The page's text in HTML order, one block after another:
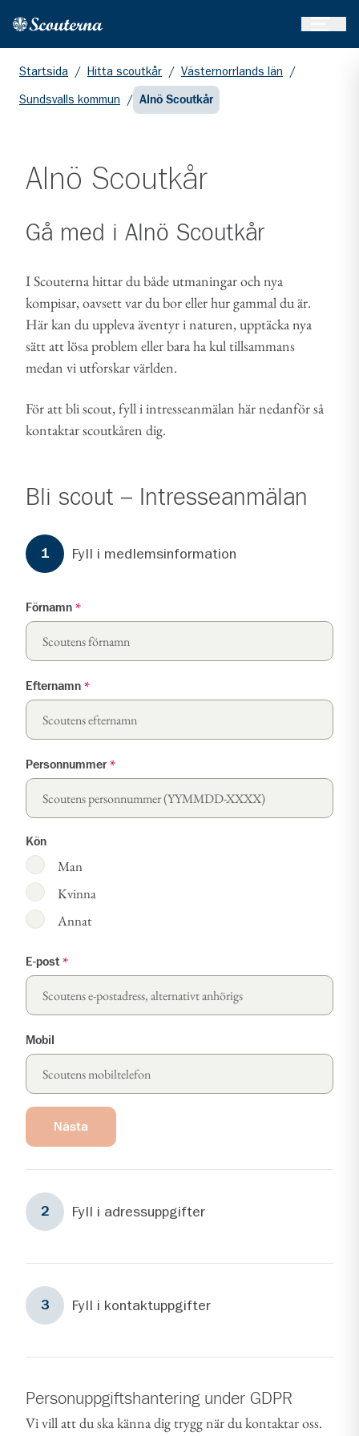
Hem
Startsida / Hitta scoutkår / Västernorrlands län /
Sundsvalls kommun / Alnö Scoutkår
Alnö Scoutkår
Gå med i Alnö Scoutkår
I Scouterna hittar du både utmaningar och nya
kompisar, oavsett var du bor eller hur gammal du är.
Här kan du uppleva äventyr i naturen, upptäcka nya
sätt att lösa problem eller bara ha kul tillsammans
medan vi utforskar världen.
För att bli scout, fyll i intresseanmälan här nedanför så
kontaktar scoutkåren dig.
Bli scout – Intresseanmälan
Formuläret har steg.
1 Steg1
Fyll i medlemsinformation
Förnamn *
Efternamn *
Personnummer *
Kön
Man
Kvinna
Annat
E-post *
Mobil
Nästa
2 Steg2
Fyll i adressuppgifter
3 Steg3
Fyll i kontaktuppgifter
Personuppgiftshantering under GDPR
Vi vill att du ska känna dig trygg när du kontaktar oss.